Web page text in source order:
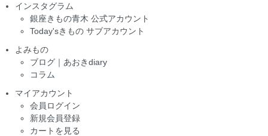
インスタグラム
銀座きもの青木 公式アカウント
Today'sきもの サブアカウント
よみもの
ブログ｜あおきdiary
コラム
マイアカウント
会員ログイン
新規会員登録
カートを見る